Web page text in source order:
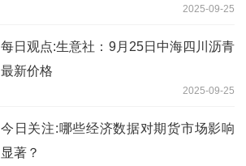
2025-09-25
每日观点:生意社：9月25日中海四川沥青
最新价格
2025-09-25
今日关注:哪些经济数据对期货市场影响
显著？